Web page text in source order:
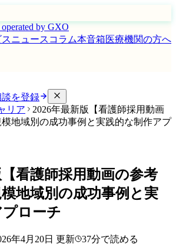
operated by GXO
ニュース コラム本音箱医療機関の方へ
を登録
リア
2026年最新版【看護師採用動画
地域別の成功事例と実践的な制作アプ
看護師採用動画の参考
地域別の成功事例と実
ローチ
年4月20日 更新 37分で読める